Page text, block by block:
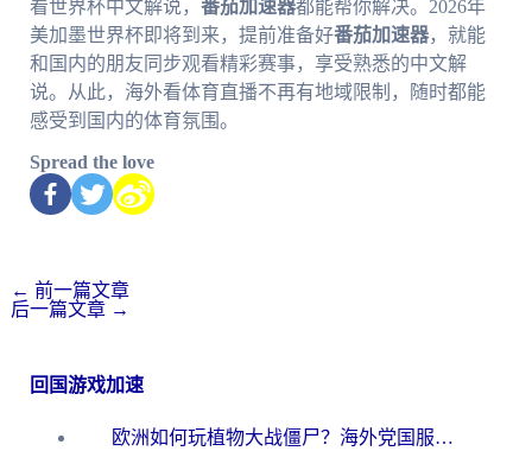
看世界杯中文解说， 番茄加速器都能帮你解决。2026年
美加墨世界杯即将到来，提前准备好番茄加速器，就能
和国内的朋友同步观看精彩赛事，享受熟悉的中文解
说。从此，海外看体育直播不再有地域限制，随时都能
感受到国内的体育氛围。
Spread the love
← 前一篇文章
后一篇文章 →
回国游戏加速
欧洲如何玩植物大战僵尸？海外党国服游戏加速避坑指南（附实测对比）